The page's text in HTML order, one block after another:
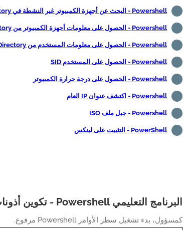
Powershell - البحث عن أجهزة الكمبيوتر غير النشطة في Active Directory
Powershell - الحصول على معلومات أجهزة الكمبيوتر من Active Directory
Powershell - الحصول على معلومات المستخدم من Active Directory
Powershell - الحصول على المستخدم SID
Powershell - الحصول على درجة حرارة الكمبيوتر
Powershell - اكتشف عنوان IP العام
Powershell - جبل ملف ISO
PowerShell - التثبيت على لينكس
البرنامج التعليمي Powershell - تكوين أذونات الملف
كمسؤول، بدء تشغيل سطر الأوامر Powershell مرفوع.